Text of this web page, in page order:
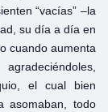
“vacías” –la
su día a día en
cuando aumenta
el cual bien
asomaban, todo